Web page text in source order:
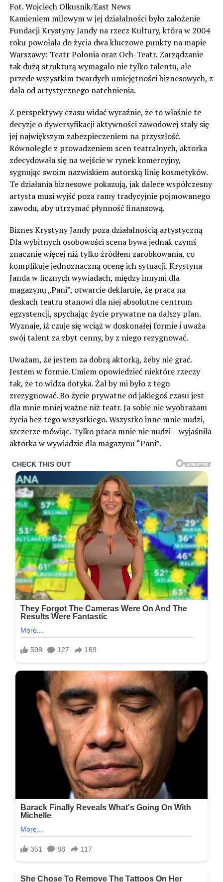
Fot. Wojciech Olkusnik/East News
Kamieniem milowym w jej działalności było założenie
Fundacji Krystyny Jandy na rzecz Kultury, która w 2004
roku powołała do życia dwa kluczowe punkty na mapie
Warszawy: Teatr Polonia oraz Och-Teatr. Zarządzanie
tak dużą strukturą wymagało nie tylko talentu, ale
przede wszystkim twardych umiejętności biznesowych, z
dala od artystycznego natchnienia.
Z perspektywy czasu widać wyraźnie, że to właśnie te
decyzje o dywersyfikacji aktywności zawodowej stały się
jej największym zabezpieczeniem na przyszłość.
Równolegle z prowadzeniem scen teatralnych, aktorka
zdecydowała się na wejście w rynek komercyjny,
sygnując swoim nazwiskiem autorską linię kosmetyków.
Te działania biznesowe pokazują, jak dalece współczesny
artysta musi wyjść poza ramy tradycyjnie pojmowanego
zawodu, aby utrzymać płynność finansową.
Biznes Krystyny Jandy poza działalnością artystyczną
Dla wybitnych osobowości scena bywa jednak czymś
znacznie więcej niż tylko źródłem zarobkowania, co
komplikuje jednoznaczną ocenę ich sytuacji. Krystyna
Janda w licznych wywiadach, między innymi dla
magazynu „Pani”, otwarcie deklaruje, że praca na
deskach teatru stanowi dla niej absolutne centrum
egzystencji, spychając życie prywatne na dalszy plan.
Wyznaje, iż czuje się wciąż w doskonałej formie i uważa
swój talent za zbyt cenny, by z niego rezygnować.
Uważam, że jestem za dobrą aktorką, żeby nie grać.
Jestem w formie. Umiem opowiedzieć niektóre rzeczy
tak, że to widza dotyka. Żal by mi było z tego
zrezygnować. Bo życie prywatne od jakiegoś czasu jest
dla mnie mniej ważne niż teatr. Ja sobie nie wyobrażam
życia bez tego wszystkiego. Wszystko inne mnie nudzi,
szczerze mówiąc. Tylko praca mnie nie nudzi – wyjaśniła
aktorka w wywiadzie dla magazynu “Pani”.